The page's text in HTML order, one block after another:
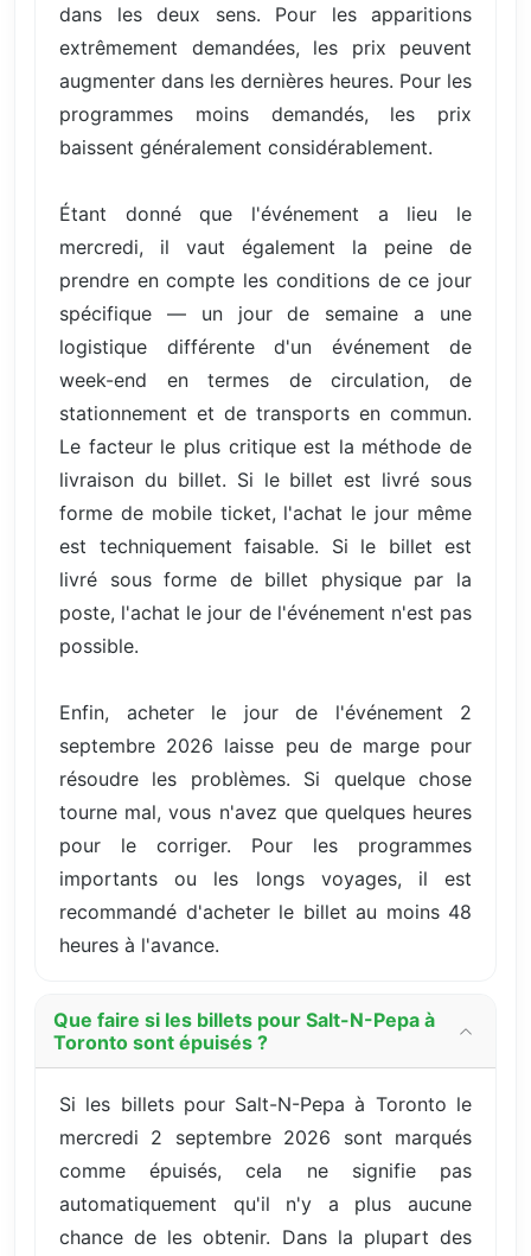
dans les deux sens. Pour les apparitions
extrêmement demandées, les prix peuvent
augmenter dans les dernières heures. Pour les
programmes moins demandés, les prix
baissent généralement considérablement.
Étant donné que l'événement a lieu le
mercredi, il vaut également la peine de
prendre en compte les conditions de ce jour
spécifique — un jour de semaine a une
logistique différente d'un événement de
week-end en termes de circulation, de
stationnement et de transports en commun.
Le facteur le plus critique est la méthode de
livraison du billet. Si le billet est livré sous
forme de mobile ticket, l'achat le jour même
est techniquement faisable. Si le billet est
livré sous forme de billet physique par la
poste, l'achat le jour de l'événement n'est pas
possible.
Enfin, acheter le jour de l'événement 2
septembre 2026 laisse peu de marge pour
résoudre les problèmes. Si quelque chose
tourne mal, vous n'avez que quelques heures
pour le corriger. Pour les programmes
importants ou les longs voyages, il est
recommandé d'acheter le billet au moins 48
heures à l'avance.
Que faire si les billets pour Salt-N-Pepa à
Toronto sont épuisés ?
Si les billets pour Salt-N-Pepa à Toronto le
mercredi 2 septembre 2026 sont marqués
comme épuisés, cela ne signifie pas
automatiquement qu'il n'y a plus aucune
chance de les obtenir. Dans la plupart des